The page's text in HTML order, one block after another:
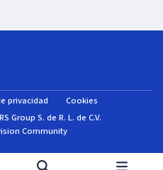
privacidad
Cookies
Group S. de R. L. de C.V.
Community